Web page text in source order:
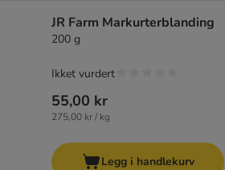
JR Farm Markurterblanding
200 g
55,00 kr
275,00 kr / kg
Ikket vurdert
Legg i handlekurv